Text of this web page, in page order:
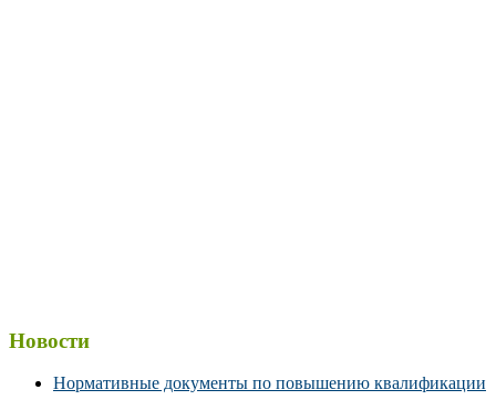
Новости
Нормативные документы по повышению квалификации